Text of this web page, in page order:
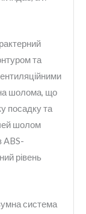
та
шолома, що
посадку та
шолом
ABS-
рівень
система